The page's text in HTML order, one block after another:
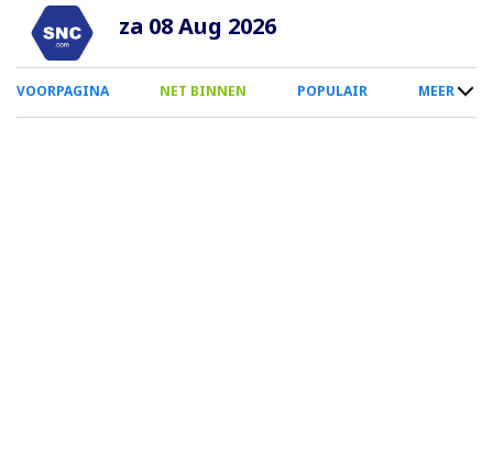
Overslaan
naar
inhoud
za 08 Aug 2026
0
Smartphone
VOORPAGINA NET BINNEN POPULAIR MEER